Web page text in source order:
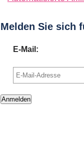
Melden Sie sich
E-Mail: